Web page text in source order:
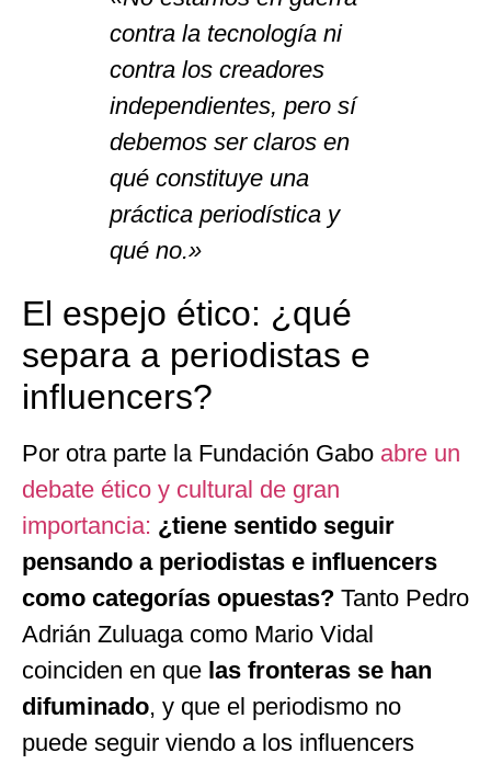
contra la tecnología ni
contra los creadores
independientes, pero sí
debemos ser claros en
qué constituye una
práctica periodística y
qué no.»
El espejo ético: ¿qué
separa a periodistas e
influencers?
Por otra parte la Fundación Gabo abre un
debate ético y cultural de gran
importancia: ¿tiene sentido seguir
pensando a periodistas e influencers
como categorías opuestas? Tanto Pedro
Adrián Zuluaga como Mario Vidal
coinciden en que las fronteras se han
difuminado, y que el periodismo no
puede seguir viendo a los influencers